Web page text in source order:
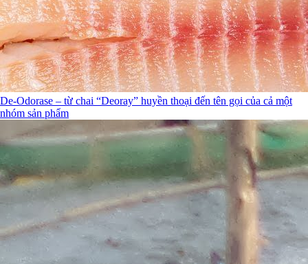
De-Odorase – từ chai “Deoray” huyền thoại đến tên gọi của cả một
nhóm sản phẩm